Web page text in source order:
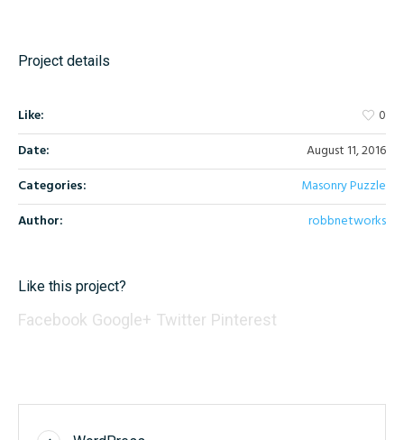
Project details
Like: 0
Date:
August 11, 2016
Categories:
Masonry Puzzle
Author:
robbnetworks
Like this project?
Facebook Google+ Twitter Pinterest